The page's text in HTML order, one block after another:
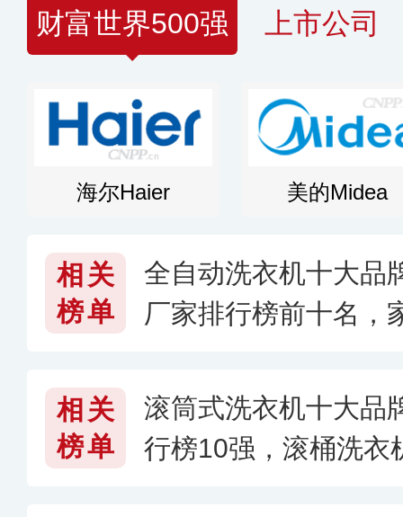
财富世界500强 上市公司
海尔Haier 美的Midea
相关
榜单
全自动洗衣机十大品
厂家排行榜前十名，
相关
榜单
滚筒式洗衣机十大品
行榜10强，滚桶洗衣